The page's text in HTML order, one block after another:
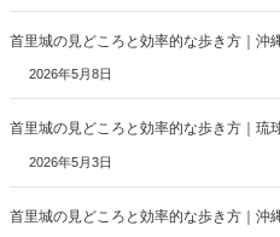
首里城の見どころと効率的な歩き方｜沖
2026年5月8日
首里城の見どころと効率的な歩き方｜琉
2026年5月3日
首里城の見どころと効率的な歩き方｜沖